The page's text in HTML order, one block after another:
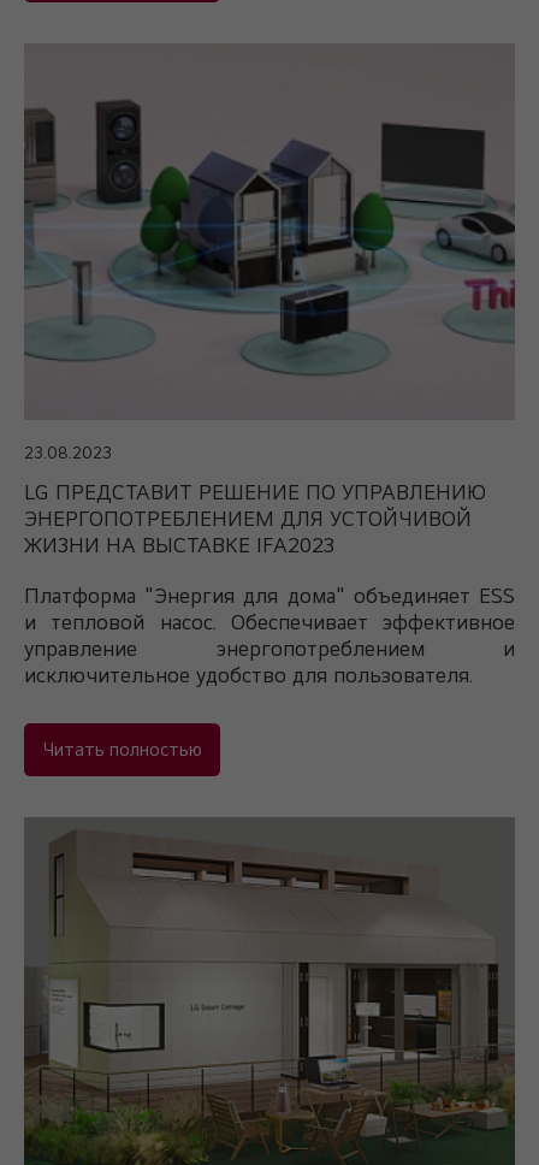
23.08.2023
LG ПРЕДСТАВИТ РЕШЕНИЕ ПО УПРАВЛЕНИЮ
ЭНЕРГОПОТРЕБЛЕНИЕМ ДЛЯ УСТОЙЧИВОЙ
ЖИЗНИ НА ВЫСТАВКЕ IFA2023
Платформа "Энергия для дома" объединяет ESS
и тепловой насос. Обеспечивает эффективное
управление энергопотреблением и
исключительное удобство для пользователя.
Читать полностью